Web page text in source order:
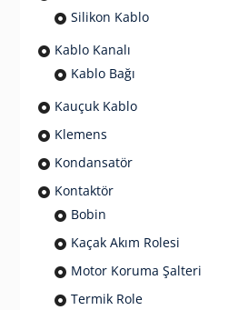
Silikon Kablo
Kablo Kanalı
Kablo Bağı
Kauçuk Kablo
Klemens
Kondansatör
Kontaktör
Bobin
Kaçak Akım Rolesi
Motor Koruma Şalteri
Termik Role